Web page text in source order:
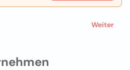
Weiter